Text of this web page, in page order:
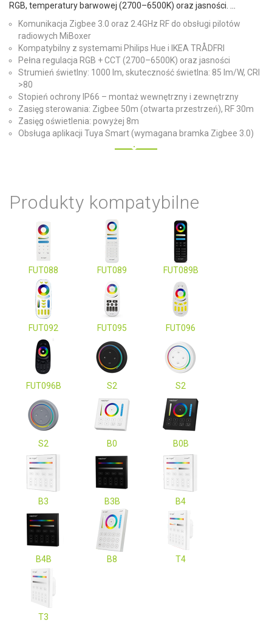
RGB, temperatury barwowej (2700–6500K) oraz jasności. ...
Komunikacja Zigbee 3.0 oraz 2.4GHz RF do obsługi pilotów
radiowych MiBoxer
Kompatybilny z systemami Philips Hue i IKEA TRÅDFRI
Pełna regulacja RGB + CCT (2700–6500K) oraz jasności
Strumień świetlny: 1000 lm, skuteczność świetlna: 85 lm/W, CRI
>80
Stopień ochrony IP66 – montaż wewnętrzny i zewnętrzny
Zasięg sterowania: Zigbee 50m (otwarta przestrzeń), RF 30m
Zasięg oświetlenia: powyżej 8m
Obsługa aplikacji Tuya Smart (wymagana bramka Zigbee 3.0)
Produkty kompatybilne
FUT088 FUT089 FUT089B
FUT092 FUT095 FUT096
FUT096B S2 S2
S2 B0 B0B
B3 B3B B4
B4B B8 T4
T3